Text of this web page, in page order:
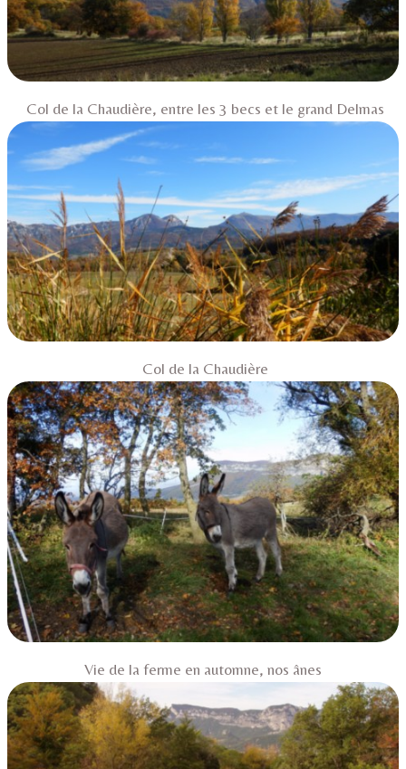
Col de la Chaudière, entre les 3 becs et le grand Delmas
Col de la Chaudière
Vie de la ferme en automne, nos ânes